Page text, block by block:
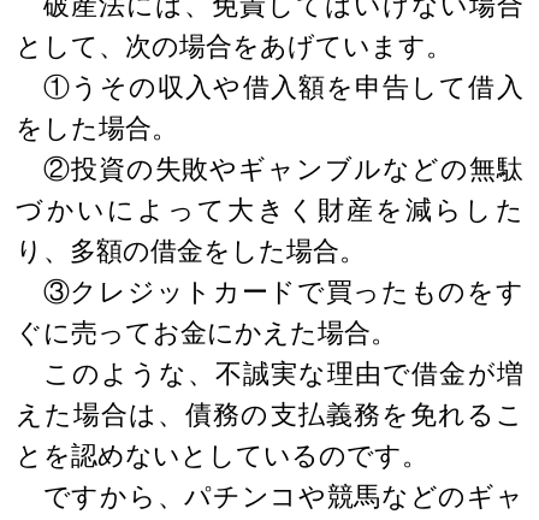
として、次の場合をあげています。
①うその収入や借入額を申告して借入
をした場合。
②投資の失敗やギャンブルなどの無駄
づかいによって大きく財産を減らした
り、多額の借金をした場合。
③クレジットカードで買ったものをす
ぐに売ってお金にかえた場合。
このような、不誠実な理由で借金が増
えた場合は、債務の支払義務を免れるこ
とを認めないとしているのです。
ですから、パチンコや競馬などのギャ